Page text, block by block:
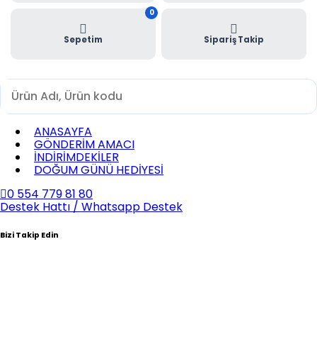
0
Sepetim Sipariş Takip
ANASAYFA
GÖNDERİM AMACI
İNDİRİMDEKİLER
DOĞUM GÜNÜ HEDİYESİ
0 554 779 81 80
Destek Hattı / Whatsapp Destek
Bizi Takip Edin